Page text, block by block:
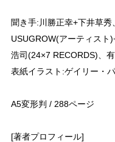
聞き手:川勝正幸+下井草秀
USUGROW(アーティスト
浩司(24×7 RECORDS)、
表紙イラスト:ゲイリー・
A5変形判 / 288ページ
[著者プロフィール]